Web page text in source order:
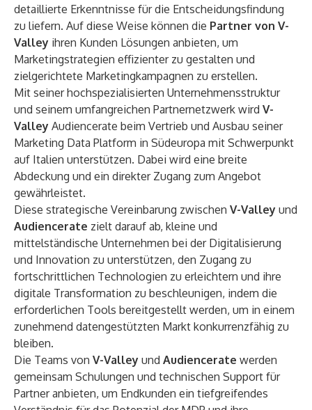
detaillierte Erkenntnisse für die Entscheidungsfindung
zu liefern. Auf diese Weise können die Partner von V-
Valley ihren Kunden Lösungen anbieten, um
Marketingstrategien effizienter zu gestalten und
zielgerichtete Marketingkampagnen zu erstellen.
Mit seiner hochspezialisierten Unternehmensstruktur
und seinem umfangreichen Partnernetzwerk wird V-
Valley Audiencerate beim Vertrieb und Ausbau seiner
Marketing Data Platform in Südeuropa mit Schwerpunkt
auf Italien unterstützen. Dabei wird eine breite
Abdeckung und ein direkter Zugang zum Angebot
gewährleistet.
Diese strategische Vereinbarung zwischen V-Valley und
Audiencerate zielt darauf ab, kleine und
mittelständische Unternehmen bei der Digitalisierung
und Innovation zu unterstützen, den Zugang zu
fortschrittlichen Technologien zu erleichtern und ihre
digitale Transformation zu beschleunigen, indem die
erforderlichen Tools bereitgestellt werden, um in einem
zunehmend datengestützten Markt konkurrenzfähig zu
bleiben.
Die Teams von V-Valley und Audiencerate werden
gemeinsam Schulungen und technischen Support für
Partner anbieten, um Endkunden ein tiefgreifendes